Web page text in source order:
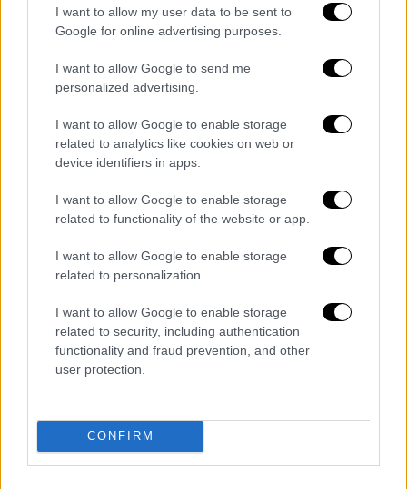
I want to allow my user data to be sent to
Google for online advertising purposes.
I want to allow Google to send me
personalized advertising.
I want to allow Google to enable storage
related to analytics like cookies on web or
device identifiers in apps.
I want to allow Google to enable storage
related to functionality of the website or app.
I want to allow Google to enable storage
related to personalization.
I want to allow Google to enable storage
related to security, including authentication
functionality and fraud prevention, and other
user protection.
CONFIRM
κυοφορεί
Ελλάδα|02.09.2021 21:45
Κρήτη: Ώρες αγωνίας για την
διασωληνωμένη έγκυο - Δεν μπόρεσαν
να κάνουν καισαρική
Οι γιατροί παρακολουθούν στενά την